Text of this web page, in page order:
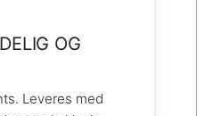
OG
Leveres med